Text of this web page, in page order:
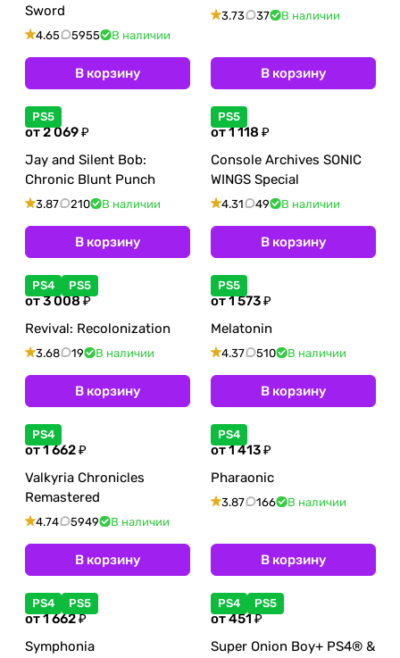
Sword
4.65 5955 В наличии
В корзину
3.73 37 В наличии
В корзину
PS5
от 2 069 ₽
Jay and Silent Bob:
Chronic Blunt Punch
3.87 210 В наличии
В корзину
PS5
от 1 118 ₽
Console Archives SONIC
WINGS Special
4.31 49 В наличии
В корзину
PS4 PS5
от 3 008 ₽
Revival: Recolonization
3.68 19 В наличии
В корзину
PS5
от 1 573 ₽
Melatonin
4.37 510 В наличии
В корзину
PS4
от 1 662 ₽
Valkyria Chronicles
Remastered
4.74 5949 В наличии
В корзину
PS4
от 1 413 ₽
Pharaonic
3.87 166 В наличии
В корзину
PS4 PS5
от 1 662 ₽
Symphonia
PS4 PS5
от 451 ₽
Super Onion Boy+ PS4® &